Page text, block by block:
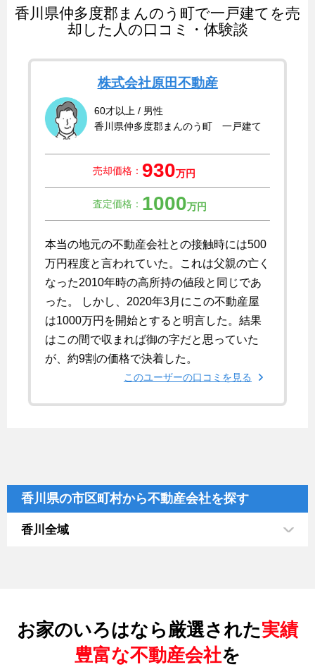
香川県仲多度郡まんのう町で一戸建てを売
却した人の口コミ・体験談
株式会社原田不動産
60才以上 / 男性
香川県仲多度郡まんのう町 一戸建て
売却価格： 930万円
査定価格： 1000万円
本当の地元の不動産会社との接触時には500
万円程度と言われていた。これは父親の亡く
なった2010年時の高所持の値段と同じであ
った。 しかし、2020年3月にこの不動産屋
は1000万円を開始とすると明言した。結果
はこの間で収まれば御の字だと思っていた
が、約9割の価格で決着した。
このユーザーの口コミを見る
香川県の市区町村から不動産会社を探す
香川全域
お家のいろはなら厳選された実績
豊富な不動産会社を